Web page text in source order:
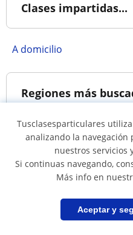
Guardar búsqueda
Clases impartidas...
a domicilio
Regiones más
Clases en Santiago
Clases en Concepción
Clases en Llanquihue
Clases en Elqui
Clases en Marga Marga
Tusclasesparticulares
analizando la
nuestros servicios
Si continuas navegando,
Más info en
Aceptar y